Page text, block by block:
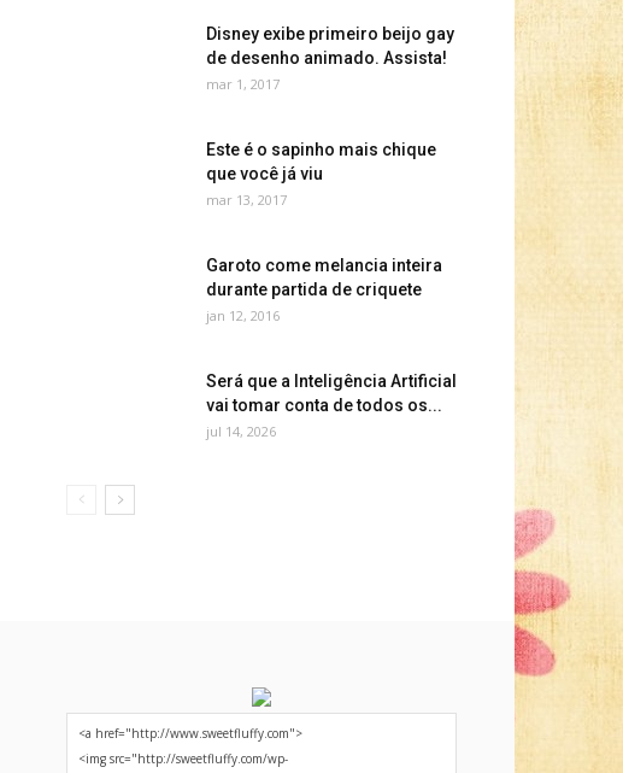
Disney exibe primeiro beijo gay
de desenho animado. Assista!
mar 1, 2017
Este é o sapinho mais chique
que você já viu
mar 13, 2017
Garoto come melancia inteira
durante partida de criquete
jan 12, 2016
Será que a Inteligência Artificial
vai tomar conta de todos os...
jul 14, 2026